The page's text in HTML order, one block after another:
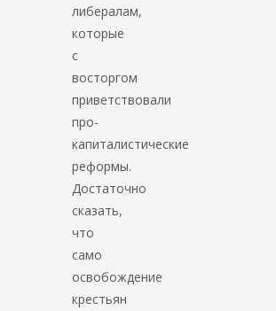
либералам,
которые
с
восторгом
приветствовали
про-
капиталистические
реформы.
Достаточно
сказать,
что
само
освобождение
крестьян